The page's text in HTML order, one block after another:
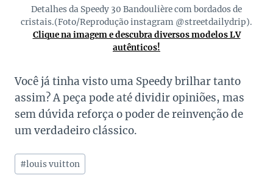
Detalhes da Speedy 30 Bandoulière com bordados de
cristais.(Foto/Reprodução instagram @streetdailydrip).
Clique na imagem e descubra diversos modelos LV
autênticos!
Você já tinha visto uma Speedy brilhar tanto
assim? A peça pode até dividir opiniões, mas
sem dúvida reforça o poder de reinvenção de
um verdadeiro clássico.
Tags
do
#louis vuitton